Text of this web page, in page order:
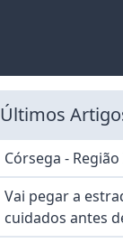
Últimos
Córsega -
Vai pegar a
cuidados antes